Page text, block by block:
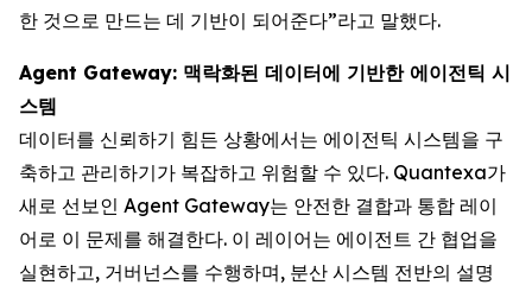
한 것으로 만드는 데 기반이 되어준다”라고 말했다.
Agent Gateway: 맥락화된 데이터에 기반한 에이전틱 시
스템
데이터를 신뢰하기 힘든 상황에서는 에이전틱 시스템을 구
축하고 관리하기가 복잡하고 위험할 수 있다. Quantexa가
새로 선보인 Agent Gateway는 안전한 결합과 통합 레이
어로 이 문제를 해결한다. 이 레이어는 에이전트 간 협업을
실현하고, 거버넌스를 수행하며, 분산 시스템 전반의 설명